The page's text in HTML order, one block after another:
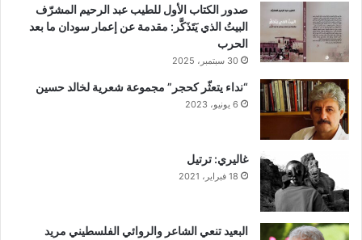
صدور الكتاب الأول للطيب عبد الرحيم المشرّف
البيتُ الذي يَتَذَكَّر: مقدمة عن إعمار سودان ما بعد
الحرب
30 سبتمبر، 2025
“نداء يتعثّر كحجر” مجموعة شعرية لخالد حسين
6 يونيو، 2023
غاليري: ترتيل
18 فبراير، 2021
البعيد تنعي الشاعر والروائي الفلسطيني مريد